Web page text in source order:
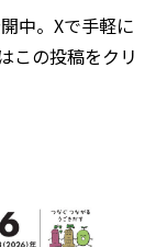
中。Xで手軽に
この投稿をクリ